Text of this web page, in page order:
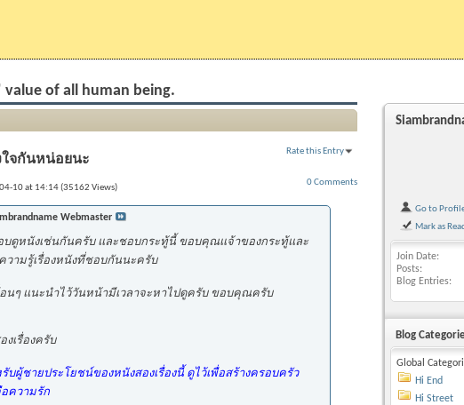
of all human being.
ใจกันหน่อยนะ
Rate this Entry
0 Comments
10 at 14:14 (35162 Views)
Webmaster
ดูหนังเช่นกันครับ และชอบกระทู้นี้ ขอบคุณเเจ้าของกระทู้และ
ามรู้เรื่องหนังที่ชอบกันนะครับ
นๆ แนะนำไว้วันหน้ามีเวลาจะหาไปดูครับ ขอบคุณครับ
เรื่องครับ
บผู้ชายประโยชน์ของหนังสองเรื่องนี้ ดูไว้เพื่อสร้างครอบครัว
ความรัก
Go to
Mark as
Join Date
Posts
Blog Entries
Blog
Global
Hi End
Hi Street